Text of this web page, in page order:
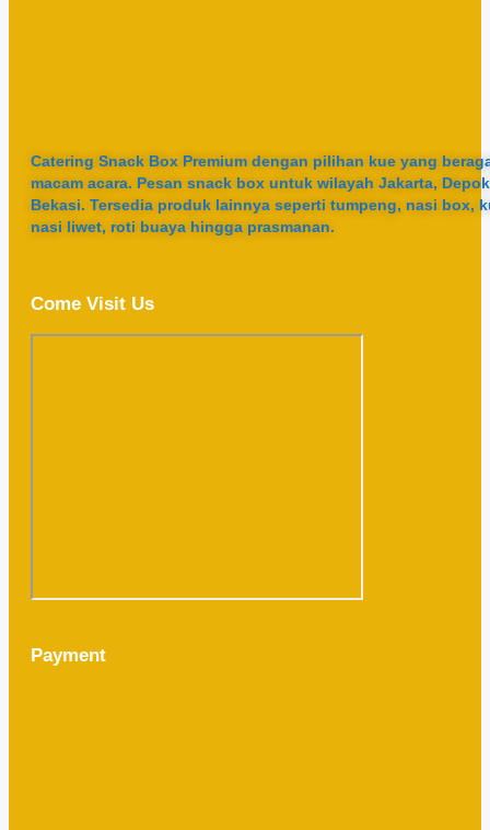
Catering Snack Box Premium dengan pilihan kue yang
macam acara. Pesan snack box untuk wilayah Jakarta,
Bekasi. Tersedia produk lainnya seperti tumpeng, nasi box,
nasi liwet, roti buaya hingga prasmanan.
Come Visit Us
Payment